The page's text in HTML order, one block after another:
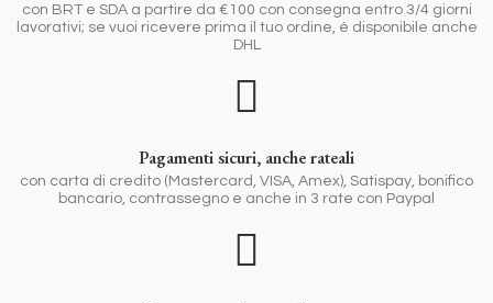
con BRT e SDA a partire da €100 con consegna entro 3/4 giorni
lavorativi; se vuoi ricevere prima il tuo ordine, è disponibile anche
DHL
Pagamenti sicuri, anche rateali
con carta di credito (Mastercard, VISA, Amex), Satispay, bonifico
bancario, contrassegno e anche in 3 rate con Paypal